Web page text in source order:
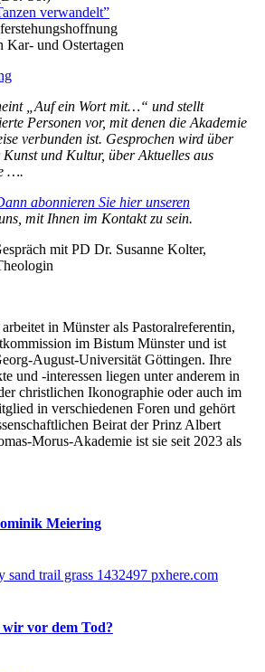
verwandelt”
Kar- und Ostertagen
„Auf ein Wort mit…“ und stellt
Personen vor, mit denen die Akademie
verbunden ist. Gesprochen wird über
und Kultur, über Aktuelles aus
….
abonnieren Sie hier unseren
mit Ihnen im Kontakt zu sein.
mit PD Dr. Susanne Kolter,
in Münster als Pastoralreferentin,
im Bistum Münster und ist
August-Universität Göttingen. Ihre
und -interessen liegen unter anderem in
christlichen Ikonographie oder auch im
in verschiedenen Foren und gehört
Beirat der Prinz Albert
Morus-Akademie ist sie seit 2023 als
Meiering
vor dem Tod?